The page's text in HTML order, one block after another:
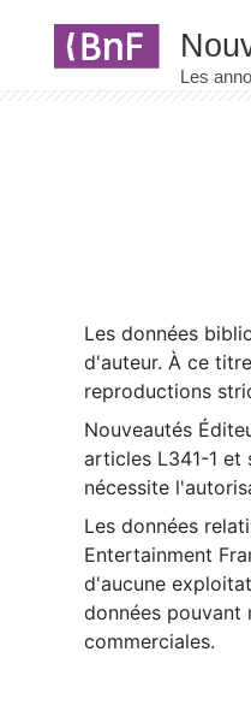
Les données
d'auteur. À ce
reproductions
Nouveautés
articles L341-1 et
nécessite
Les données
Entertainment
d'aucune
données pouvant
commerciales.